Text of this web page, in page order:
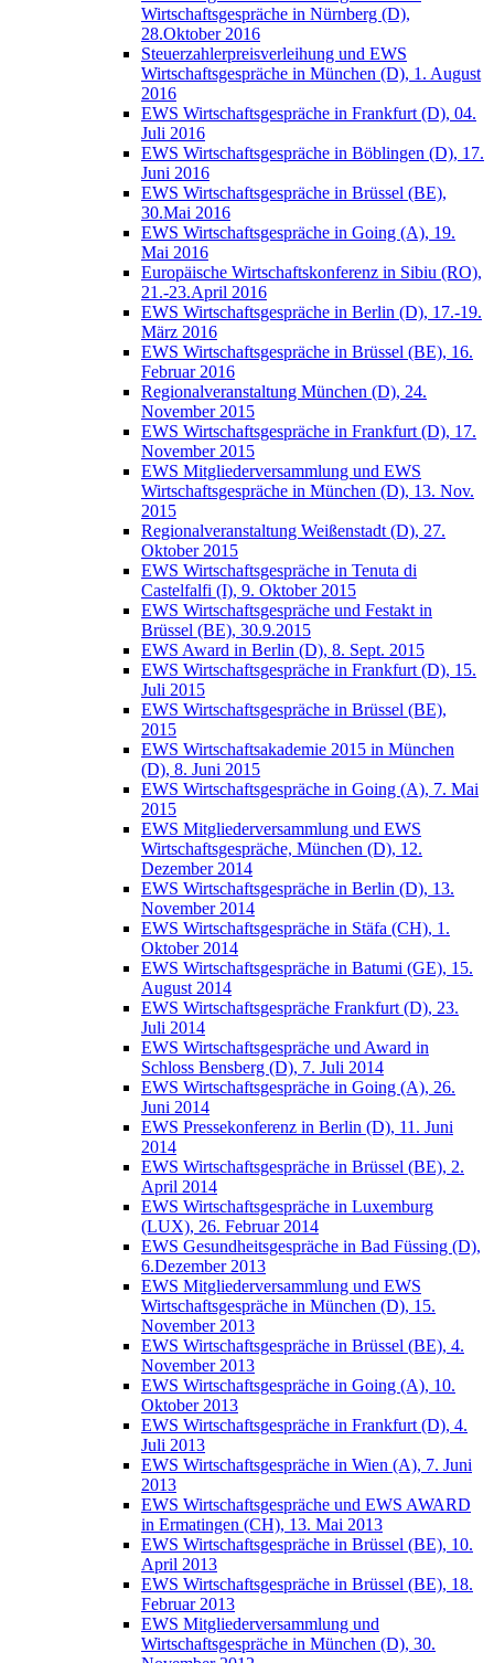
Wirtschaftsgespräche in Nürnberg (D),
28.Oktober 2016
Steuerzahlerpreisverleihung und EWS
Wirtschaftsgespräche in München (D), 1. August
2016
EWS Wirtschaftsgespräche in Frankfurt (D), 04.
Juli 2016
EWS Wirtschaftsgespräche in Böblingen (D), 17.
Juni 2016
EWS Wirtschaftsgespräche in Brüssel (BE),
30.Mai 2016
EWS Wirtschaftsgespräche in Going (A), 19.
Mai 2016
Europäische Wirtschaftskonferenz in Sibiu (RO),
21.-23.April 2016
EWS Wirtschaftsgespräche in Berlin (D), 17.-19.
März 2016
EWS Wirtschaftsgespräche in Brüssel (BE), 16.
Februar 2016
Regionalveranstaltung München (D), 24.
November 2015
EWS Wirtschaftsgespräche in Frankfurt (D), 17.
November 2015
EWS Mitgliederversammlung und EWS
Wirtschaftsgespräche in München (D), 13. Nov.
2015
Regionalveranstaltung Weißenstadt (D), 27.
Oktober 2015
EWS Wirtschaftsgespräche in Tenuta di
Castelfalfi (I), 9. Oktober 2015
EWS Wirtschaftsgespräche und Festakt in
Brüssel (BE), 30.9.2015
EWS Award in Berlin (D), 8. Sept. 2015
EWS Wirtschaftsgespräche in Frankfurt (D), 15.
Juli 2015
EWS Wirtschaftsgespräche in Brüssel (BE),
2015
EWS Wirtschaftsakademie 2015 in München
(D), 8. Juni 2015
EWS Wirtschaftsgespräche in Going (A), 7. Mai
2015
EWS Mitgliederversammlung und EWS
Wirtschaftsgespräche, München (D), 12.
Dezember 2014
EWS Wirtschaftsgespräche in Berlin (D), 13.
November 2014
EWS Wirtschaftsgespräche in Stäfa (CH), 1.
Oktober 2014
EWS Wirtschaftsgespräche in Batumi (GE), 15.
August 2014
EWS Wirtschaftsgespräche Frankfurt (D), 23.
Juli 2014
EWS Wirtschaftsgespräche und Award in
Schloss Bensberg (D), 7. Juli 2014
EWS Wirtschaftsgespräche in Going (A), 26.
Juni 2014
EWS Pressekonferenz in Berlin (D), 11. Juni
2014
EWS Wirtschaftsgespräche in Brüssel (BE), 2.
April 2014
EWS Wirtschaftsgespräche in Luxemburg
(LUX), 26. Februar 2014
EWS Gesundheitsgespräche in Bad Füssing (D),
6.Dezember 2013
EWS Mitgliederversammlung und EWS
Wirtschaftsgespräche in München (D), 15.
November 2013
EWS Wirtschaftsgespräche in Brüssel (BE), 4.
November 2013
EWS Wirtschaftsgespräche in Going (A), 10.
Oktober 2013
EWS Wirtschaftsgespräche in Frankfurt (D), 4.
Juli 2013
EWS Wirtschaftsgespräche in Wien (A), 7. Juni
2013
EWS Wirtschaftsgespräche und EWS AWARD
in Ermatingen (CH), 13. Mai 2013
EWS Wirtschaftsgespräche in Brüssel (BE), 10.
April 2013
EWS Wirtschaftsgespräche in Brüssel (BE), 18.
Februar 2013
EWS Mitgliederversammlung und
Wirtschaftsgespräche in München (D), 30.